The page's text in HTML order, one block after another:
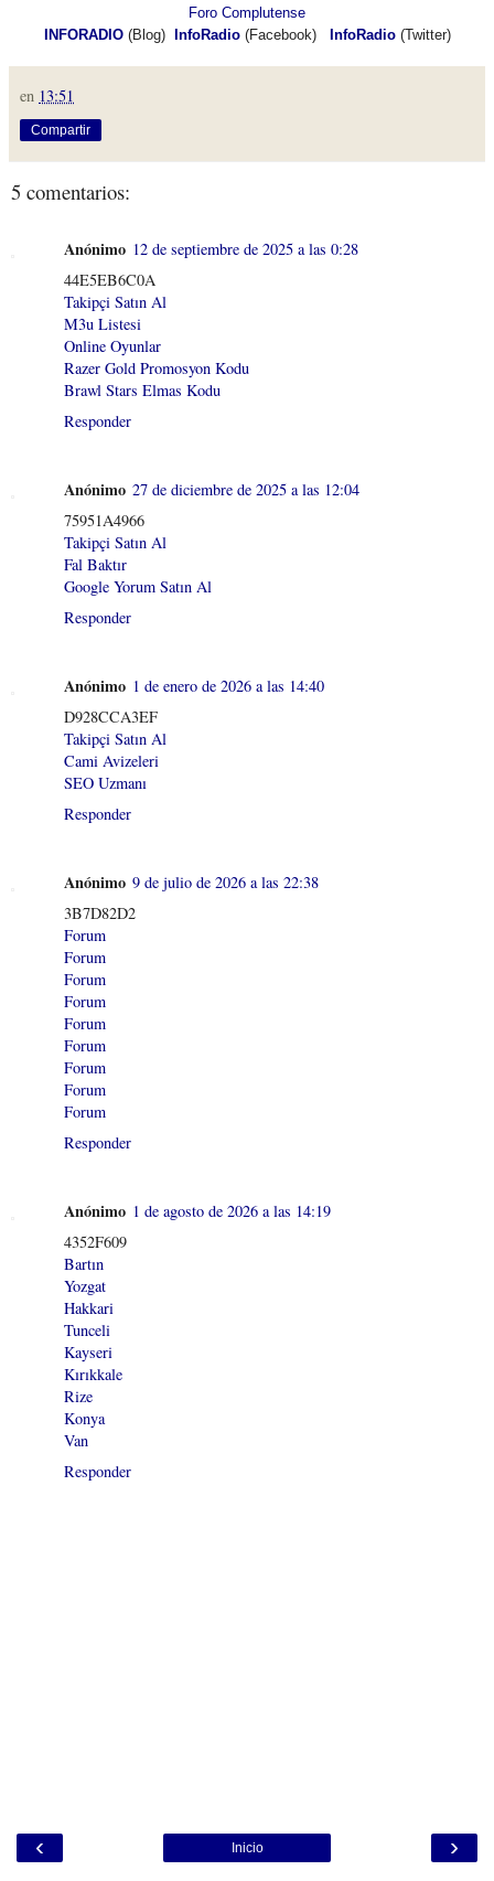
Foro Complutense
INFORADIO(Blog) InfoRadio (Facebook) InfoRadio (Twitter)
en 13:51
Compartir
5 comentarios:
Anónimo 12 de septiembre de 2025 a las 0:28
44E5EB6C0A
Takipçi Satın Al
M3u Listesi
Online Oyunlar
Razer Gold Promosyon Kodu
Brawl Stars Elmas Kodu
Responder
Anónimo 27 de diciembre de 2025 a las 12:04
75951A4966
Takipçi Satın Al
Fal Baktır
Google Yorum Satın Al
Responder
Anónimo 1 de enero de 2026 a las 14:40
D928CCA3EF
Takipçi Satın Al
Cami Avizeleri
SEO Uzmanı
Responder
Anónimo 9 de julio de 2026 a las 22:38
3B7D82D2
Forum
Forum
Forum
Forum
Forum
Forum
Forum
Forum
Forum
Responder
Anónimo 1 de agosto de 2026 a las 14:19
4352F609
Bartın
Yozgat
Hakkari
Tunceli
Kayseri
Kırıkkale
Rize
Konya
Van
Responder
‹ ›
Inicio